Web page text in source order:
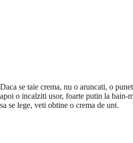
Daca se taie crema, nu o aruncati, o
apoi o incalziti usor, foarte putin la bain-
sa se lege, veti obtine o crema de unt.